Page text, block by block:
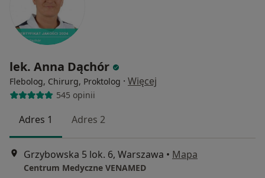
lek. Anna Dąchór
Flebolog, Chirurg, Proktolog · Więcej
545 opinii
Adres 1 Adres 2
Grzybowska 5 lok. 6, Warszawa • Mapa
Centrum Medyczne VENAMED